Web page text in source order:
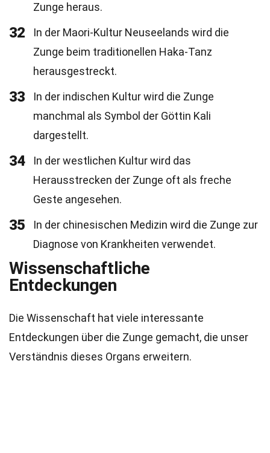
Zunge heraus.
32
In der Maori-Kultur Neuseelands wird die
Zunge beim traditionellen Haka-Tanz
herausgestreckt.
33
In der indischen Kultur wird die Zunge
manchmal als Symbol der Göttin Kali
dargestellt.
34
In der westlichen Kultur wird das
Herausstrecken der Zunge oft als freche
Geste angesehen.
35
In der chinesischen Medizin wird die Zunge zur
Diagnose von Krankheiten verwendet.
Wissenschaftliche
Entdeckungen
Die Wissenschaft hat viele interessante
Entdeckungen über die Zunge gemacht, die unser
Verständnis dieses Organs erweitern.